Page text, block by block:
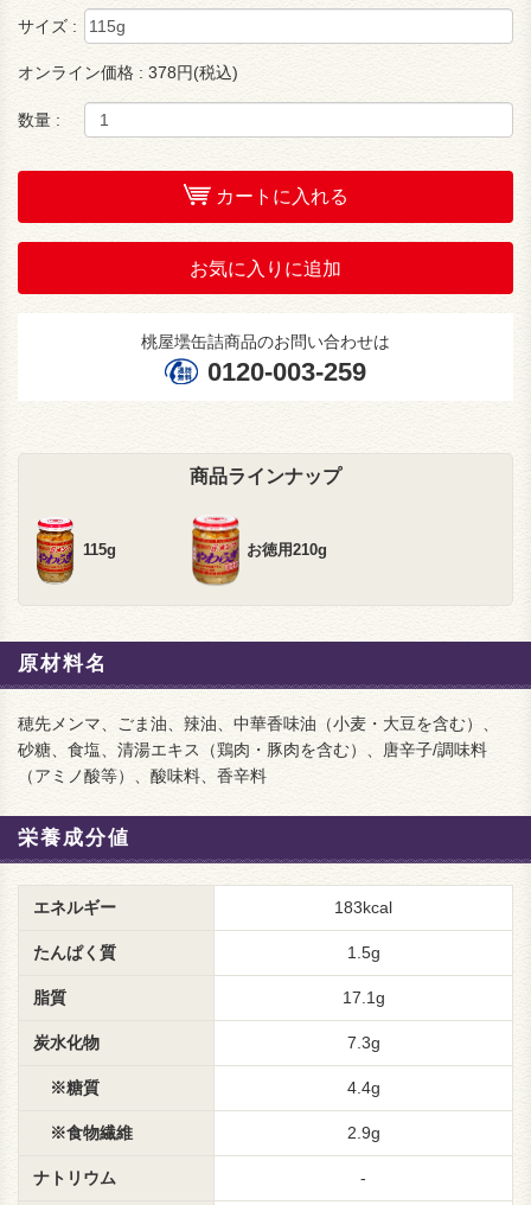
サイズ :
オンライン価格 : 378円(税込)
数量 :
カートに入れる
お気に入りに追加
桃屋壜缶詰商品のお問い合わせは
0120-003-259
商品ラインナップ
115g お徳用210g
原材料名
穂先メンマ、ごま油、辣油、中華香味油（小麦・大豆を含む）、
砂糖、食塩、清湯エキス（鶏肉・豚肉を含む）、唐辛子/調味料
（アミノ酸等）、酸味料、香辛料
栄養成分値
エネルギー 183kcal
たんぱく質 1.5g
脂質 17.1g
炭水化物 7.3g
※糖質 4.4g
※食物繊維 2.9g
ナトリウム -